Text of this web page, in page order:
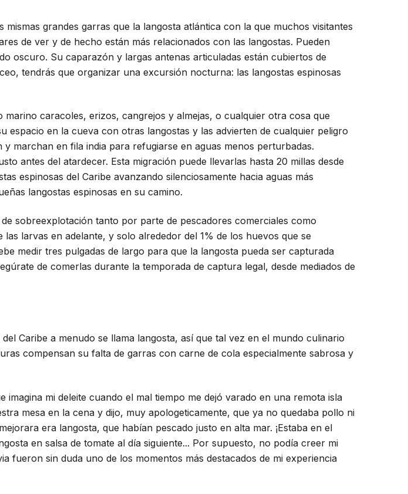
grandes garras que la langosta atlántica con la que muchos visitantes
de ver y de hecho están más relacionados con las langostas. Pueden
oscuro. Su caparazón y largas antenas articuladas están cubiertos de
tendrás que organizar una excursión nocturna: las langostas espinosas
caracoles, erizos, cangrejos y almejas, o cualquier otra cosa que
espacio en la cueva con otras langostas y las advierten de cualquier peligro
marchan en fila india para refugiarse en aguas menos perturbadas.
antes del atardecer. Esta migración puede llevarlas hasta 20 millas desde
espinosas del Caribe avanzando silenciosamente hacia aguas más
langostas espinosas en su camino.
sobreexplotación tanto por parte de pescadores comerciales como
larvas en adelante, y solo alrededor del 1% de los huevos que se
medir tres pulgadas de largo para que la langosta pueda ser capturada
de comerlas durante la temporada de captura legal, desde mediados de
Caribe a menudo se llama langosta, así que tal vez en el mundo culinario
compensan su falta de garras con carne de cola especialmente sabrosa y
mi deleite cuando el mal tiempo me dejó varado en una remota isla
mesa en la cena y dijo, muy apologeticamente, que ya no quedaba pollo ni
era langosta, que habían pescado justo en alta mar. ¡Estaba en el
en salsa de tomate al día siguiente... Por supuesto, no podía creer mi
fueron sin duda uno de los momentos más destacados de mi experiencia